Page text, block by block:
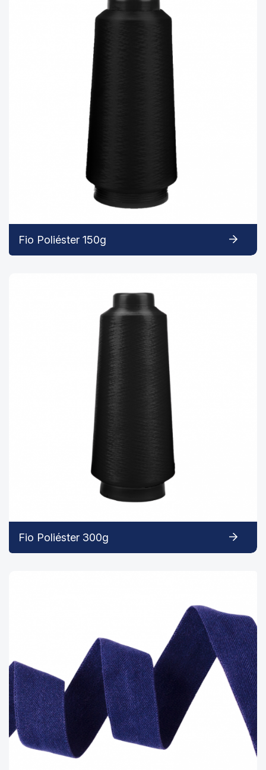
Fio Poliéster 150g
Fio Poliéster 300g